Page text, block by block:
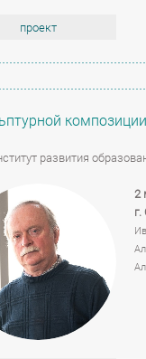
проект
развития
2